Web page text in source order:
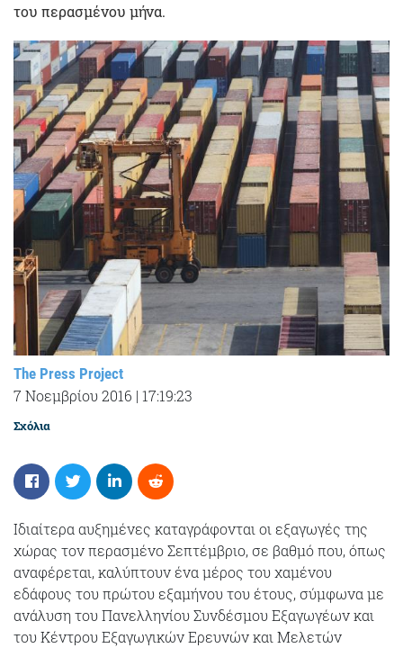
του περασμένου μήνα.
The Press Project
7 Νοεμβρίου 2016 | 17:19:23
Σχόλια
Ιδιαίτερα αυξημένες καταγράφονται οι εξαγωγές της
χώρας τον περασμένο Σεπτέμβριο, σε βαθμό που, όπως
αναφέρεται, καλύπτουν ένα μέρος του χαμένου
εδάφους του πρώτου εξαμήνου του έτους, σύμφωνα με
ανάλυση του Πανελληνίου Συνδέσμου Εξαγωγέων και
του Κέντρου Εξαγωγικών Ερευνών και Μελετών